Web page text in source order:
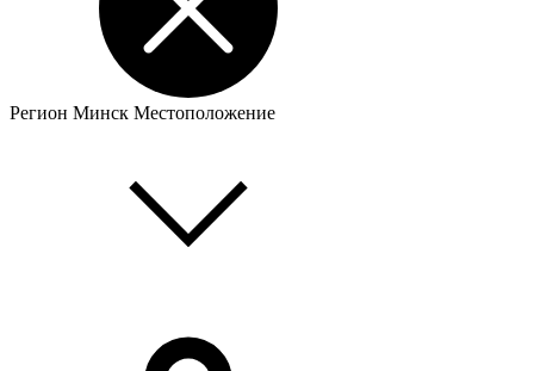
Регион Минск Местоположение